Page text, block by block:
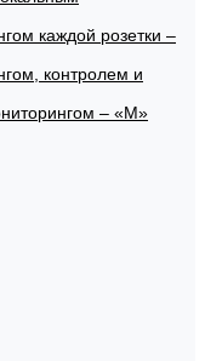
каждой розетки –
контролем и
– «М»